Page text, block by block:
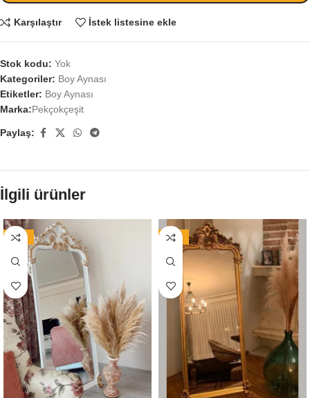
Karşılaştır İstek listesine ekle
Stok kodu: Yok
Kategoriler: Boy Aynası
Etiketler: Boy Aynası
Marka:Pekçokçeşit
Paylaş:
İlgili ürünler
-16% -16%